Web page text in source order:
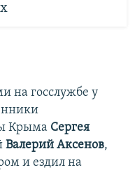
на госслужбе у
Крыма Сергея
Валерий Аксенов,
и ездил на